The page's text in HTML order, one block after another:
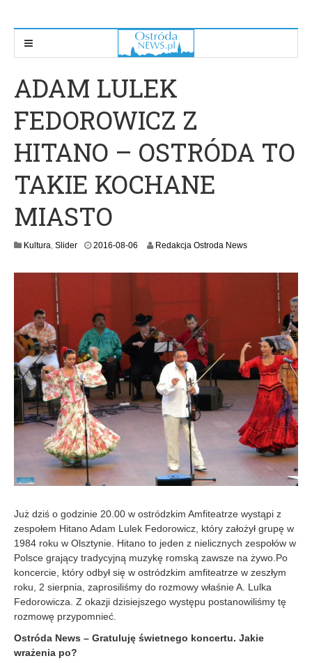
ADAM LULEK
FEDOROWICZ Z
HITANO – OSTRÓDA TO
TAKIE KOCHANE
MIASTO
Kultura, Slider 2016-08-06
8
-
0
Redakcja Ostroda News
Już dziś o godzinie 20.00 w ostródzkim Amfiteatrze wystąpi z
zespołem Hitano Adam Lulek Fedorowicz, który założył grupę w
1984 roku w Olsztynie. Hitano to jeden z nielicznych zespołów w
Polsce grający tradycyjną muzykę romską zawsze na żywo.Po
koncercie, który odbył się w ostródzkim amfiteatrze w zeszłym
roku, 2 sierpnia, zaprosiliśmy do rozmowy właśnie A. Lulka
Fedorowicza. Z okazji dzisiejszego występu postanowiliśmy tę
rozmowę przypomnieć.
Ostróda News – Gratuluję świetnego koncertu. Jakie
wrażenia po?